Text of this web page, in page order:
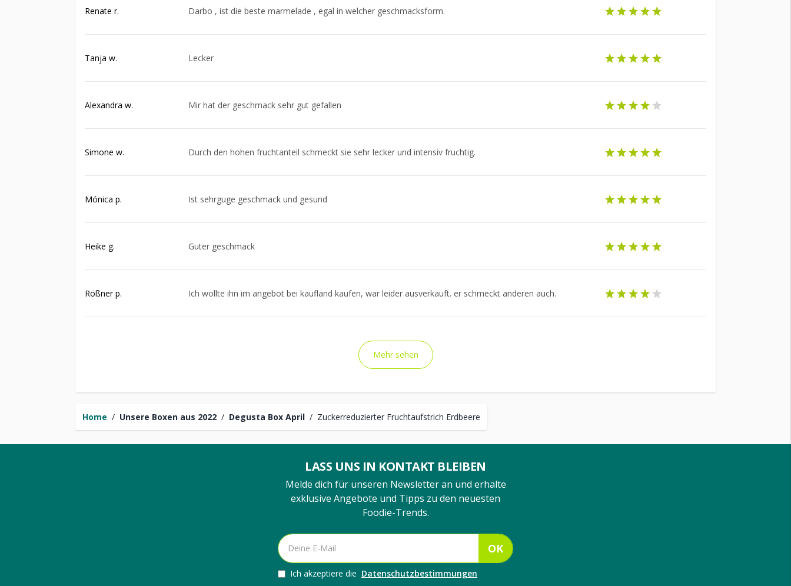
Home / Unsere Boxen aus 2022 / Degusta Box April / Zuckerreduzierter Fruchtaufstrich Erdbeere
Renate r. Darbo , ist die beste marmelade , egal in welcher geschmacksform.
Tanja w. Lecker
Alexandra w. Mir hat der geschmack sehr gut gefallen
Simone w. Durch den hohen fruchtanteil schmeckt sie sehr lecker und intensiv fruchtig.
Mónica p. Ist sehrguge geschmack und gesund
Heike g. Guter geschmack
Rößner p. Ich wollte ihn im angebot bei kaufland kaufen, war leider ausverkauft. er schmeckt anderen auch.
Mehr sehen
LASS UNS IN KONTAKT BLEIBEN
Melde dich für unseren Newsletter an und erhalte
exklusive Angebote und Tipps zu den neuesten
Foodie-Trends.
OK
Ich akzeptiere die Datenschutzbestimmungen